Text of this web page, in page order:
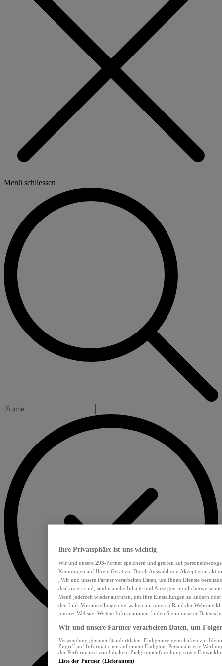
Menü schliessen
Ihre Privatsphäre ist uns wichtig
Wir und unsere 293-Partner speichern und greifen auf
Kennungen auf Ihrem Gerät zu. Durch Auswahl von Akzeptieren
„Wir und unsere Partner verarbeiten Daten, um Ihnen Dienste
deaktiviert sind, sind manche Inhalte und Anzeigen möglicherweise
Menü jederzeit wieder aufrufen, um Ihre Einstellungen zu ändern
den Link Voreinstellungen verwalten am unteren Rand der Webseite
unseres Website. Weitere Informationen finden Sie in unserer
Wir und unsere Partner verarbeiten Daten, um
Verwendung genauer Standortdaten. Endgeräteeigenschaften zur
Zugriff auf Informationen auf einem Endgerät. Personalisierte
der Performance von Inhalten, Zielgruppenforschung sowie
Liste der Partner (Lieferanten)